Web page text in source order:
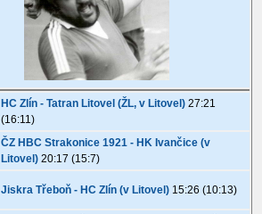
HC Zlín - Tatran Litovel (ŽL, v Litovel) 27:21
(16:11)
ČZ HBC Strakonice 1921 - HK Ivančice (v
Litovel) 20:17 (15:7)
Jiskra Třeboň - HC Zlín (v Litovel) 15:26 (10:13)